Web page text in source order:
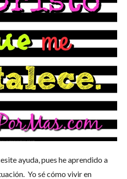
ayuda, pues he aprendido a
Yo sé cómo vivir en